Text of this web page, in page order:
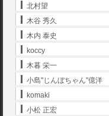
北村望
木谷 秀久
木内 泰史
koccy
木暮 栄一
小島"じんぼちゃん"億洋
komaki
小松 正宏